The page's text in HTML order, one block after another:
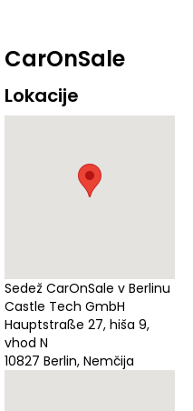
CarOnSale
Lokacije
Sedež CarOnSale v Berlinu
Castle Tech GmbH
Hauptstraße 27, hiša 9,
vhod N
10827 Berlin, Nemčija